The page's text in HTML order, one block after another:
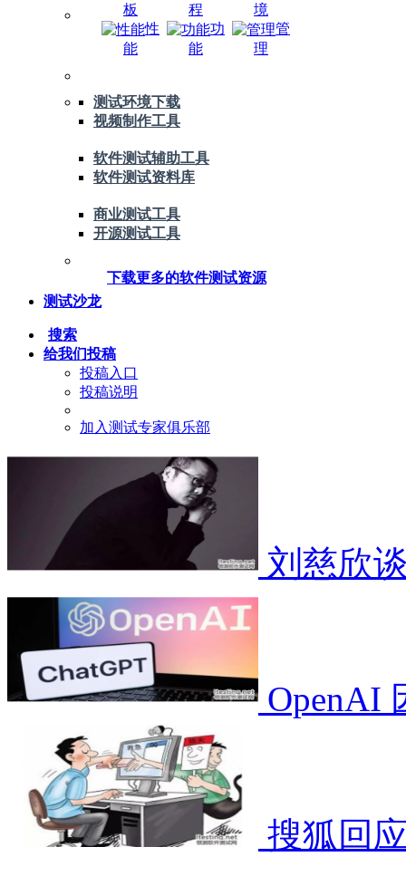
板
程
境
性
能
功
能
管
理
测试环境下载
视频制作工具
软件测试辅助工具
软件测试资料库
商业测试工具
开源测试工具
下载更多的软件测试资源
测试沙龙
搜索
给我们投稿
投稿入口
投稿说明
加入测试专家俱乐部
刘慈欣
OpenAI
搜狐回